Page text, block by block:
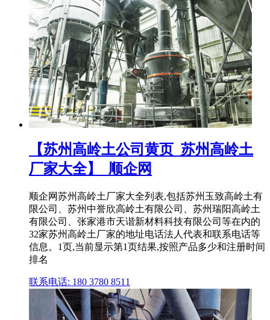
【苏州高岭土公司黄页_苏州高岭土
厂家大全】_顺企网
顺企网苏州高岭土厂家大全列表,包括苏州玉致高岭土有
限公司、苏州中誉欣高岭土有限公司、苏州瑞阳高岭土
有限公司、张家港市天谐新材料科技有限公司等在内的
32家苏州高岭土厂家的地址电话法人代表和联系电话等
信息。1页,当前显示第1页结果,按照产品多少和注册时间
排名
联系电话: 180 3780 8511